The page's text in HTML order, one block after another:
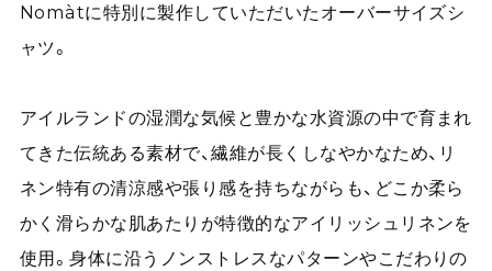
Nomàtに特別に製作していただいたオーバーサイズシ
ャツ。
アイルランドの湿潤な気候と豊かな水資源の中で育まれ
てきた伝統ある素材で、繊維が長くしなやかなため、リ
ネン特有の清涼感や張り感を持ちながらも、どこか柔ら
かく滑らかな肌あたりが特徴的なアイリッシュリネンを
使用。身体に沿うノンストレスなパターンやこだわりの